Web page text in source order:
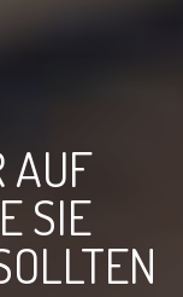
AUF
SIE